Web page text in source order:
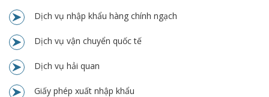
Dịch vụ nhập khẩu hàng chính ngạch
Dịch vụ vận chuyển quốc tế
Dịch vụ hải quan
Giấy phép xuất nhập khẩu